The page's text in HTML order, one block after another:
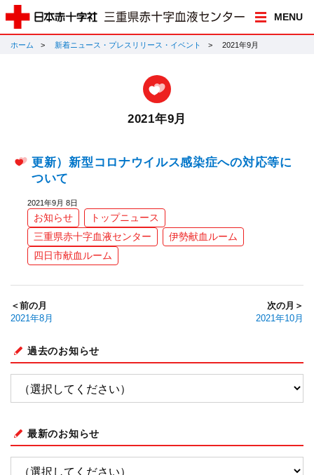
MENU
ホーム 新着ニュース・プレスリリース・イベント 2021年9月
2021年9月
更新）新型コロナウイルス感染症への対応等に
ついて
2021年9月 8日
お知らせ
トップニュース
三重県赤十字血液センター
伊勢献血ルーム
四日市献血ルーム
＜前の月
2021年8月
次の月＞
2021年10月
過去のお知らせ
最新のお知らせ